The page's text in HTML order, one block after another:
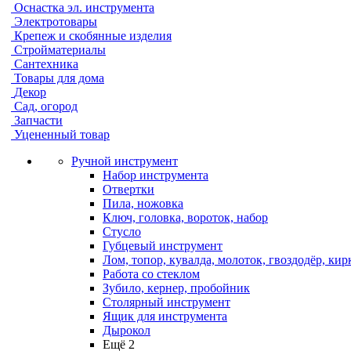
Оснастка эл. инструмента
Электротовары
Крепеж и скобянные изделия
Стройматериалы
Сантехника
Товары для дома
Декор
Сад, огород
Запчасти
Уцененный товар
Ручной инструмент
Набор инструмента
Отвертки
Пила, ножовка
Ключ, головка, вороток, набор
Стусло
Губцевый инструмент
Лом, топор, кувалда, молоток, гвоздодёр,
Работа со стеклом
Зубило, кернер, пробойник
Столярный инструмент
Ящик для инструмента
Дырокол
Ещё 2